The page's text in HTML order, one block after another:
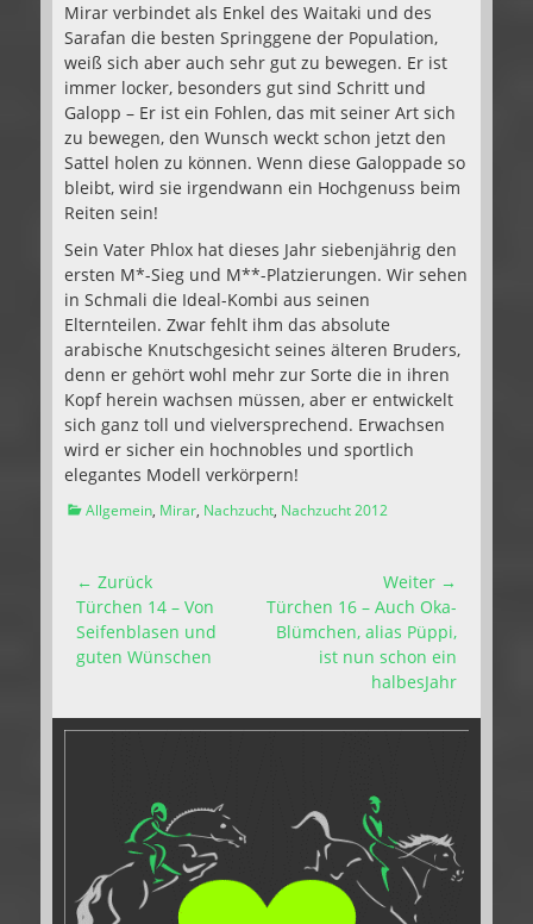
Mirar verbindet als Enkel des Waitaki und des
Sarafan die besten Springgene der Population,
weiß sich aber auch sehr gut zu bewegen. Er ist
immer locker, besonders gut sind Schritt und
Galopp – Er ist ein Fohlen, das mit seiner Art sich
zu bewegen, den Wunsch weckt schon jetzt den
Sattel holen zu können. Wenn diese Galoppade so
bleibt, wird sie irgendwann ein Hochgenuss beim
Reiten sein!
Sein Vater Phlox hat dieses Jahr siebenjährig den
ersten M*-Sieg und M**-Platzierungen. Wir sehen
in Schmali die Ideal-Kombi aus seinen
Elternteilen. Zwar fehlt ihm das absolute
arabische Knutschgesicht seines älteren Bruders,
denn er gehört wohl mehr zur Sorte die in ihren
Kopf herein wachsen müssen, aber er entwickelt
sich ganz toll und vielversprechend. Erwachsen
wird er sicher ein hochnobles und sportlich
elegantes Modell verkörpern!
Kategorien
Allgemein, Mirar, Nachzucht, Nachzucht 2012
Beitragsnavigation
← Zurück
Vorhergehender
Beitrag:
Türchen 14 – Von
Seifenblasen und
guten Wünschen
Weiter →
Nächster
Beitrag:
Türchen 16 – Auch Oka-
Blümchen, alias Püppi,
ist nun schon ein
halbesJahr